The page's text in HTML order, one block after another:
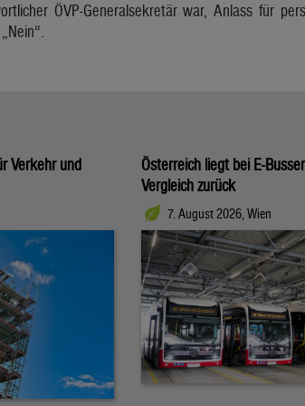
ÖVP-Generalsekretär war, Anlass für
Verkehr und
Österreich liegt bei E-
Vergleich zurück
7. August 2026, Wien